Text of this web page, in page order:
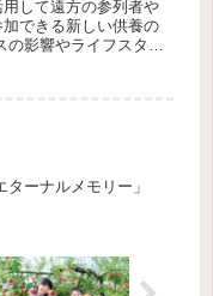
して遠方の参列者や
できる新しい供養の
の影響やライフスタイ
ターナルメモリー」